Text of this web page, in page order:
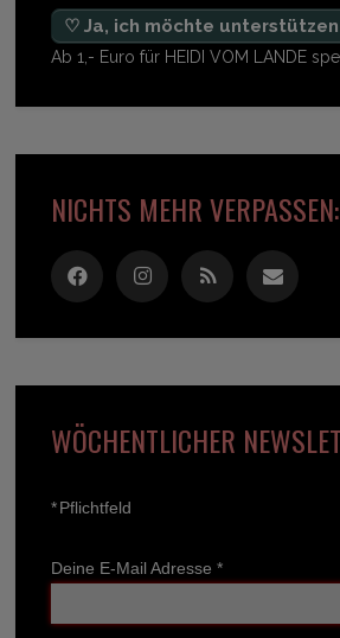
♡ Ja, ich möchte
Ab 1,- Euro für HEIDI VOM LANDE
NICHTS MEHR VERPASSEN:
WÖCHENTLICHER
*Pflichtfeld
Deine E-Mail Adresse *